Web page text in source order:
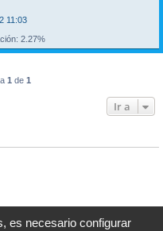
11:03
2.27%
1 de 1
Ir a
Todos los horarios son UTC+02:00
es necesario configurar